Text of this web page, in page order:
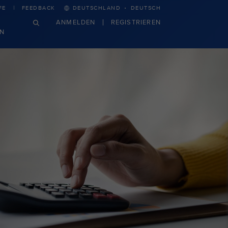
FEEDBACK DEUTSCHLAND · DEUTSCH
ANMELDEN REGISTRIEREN